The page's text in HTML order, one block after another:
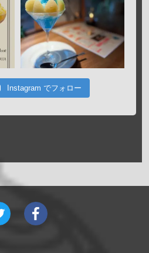
Instagram でフォロー